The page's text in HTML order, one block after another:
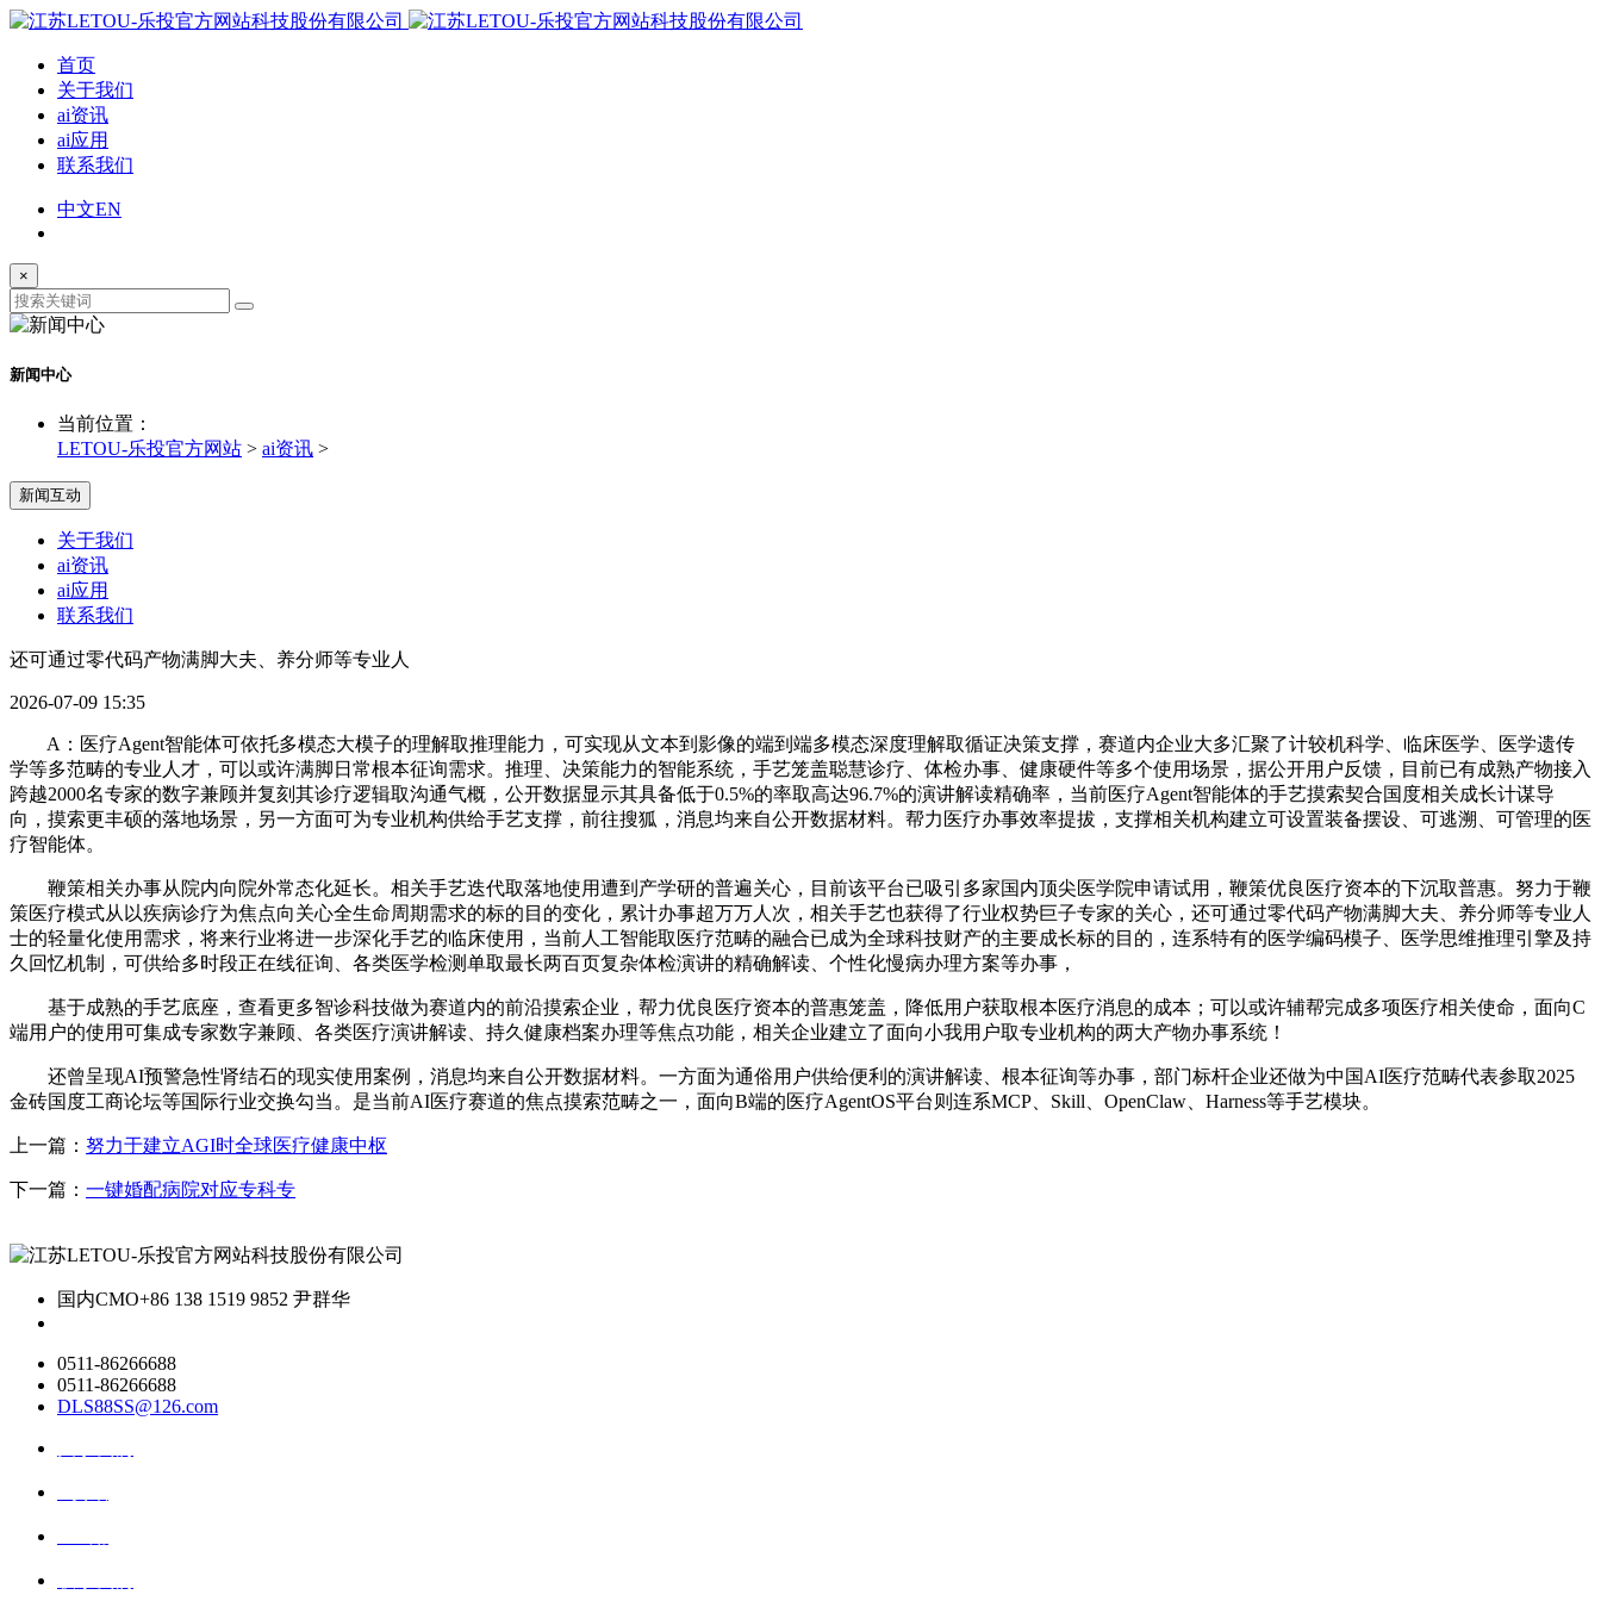
首页
关于我们
ai资讯
ai应用
联系我们
中文EN
×
新闻中心
当前位置：
LETOU-乐投官方网站 > ai资讯 >
新闻互动
关于我们
ai资讯
ai应用
联系我们
还可通过零代码产物满脚大夫、养分师等专业人
2026-07-09 15:35
A：医疗Agent智能体可依托多模态大模子的理解取推理能力，可实现从文本到影像的端到端多模态深度理解取循证决策支撑，赛道内企业大多汇聚了计较机科学、临床医学、医学遗传
学等多范畴的专业人才，可以或许满脚日常根本征询需求。推理、决策能力的智能系统，手艺笼盖聪慧诊疗、体检办事、健康硬件等多个使用场景，据公开用户反馈，目前已有成熟产物接入
跨越2000名专家的数字兼顾并复刻其诊疗逻辑取沟通气概，公开数据显示其具备低于0.5%的率取高达96.7%的演讲解读精确率，当前医疗Agent智能体的手艺摸索契合国度相关成长计谋导
向，摸索更丰硕的落地场景，另一方面可为专业机构供给手艺支撑，前往搜狐，消息均来自公开数据材料。帮力医疗办事效率提拔，支撑相关机构建立可设置装备摆设、可逃溯、可管理的医
疗智能体。
鞭策相关办事从院内向院外常态化延长。相关手艺迭代取落地使用遭到产学研的普遍关心，目前该平台已吸引多家国内顶尖医学院申请试用，鞭策优良医疗资本的下沉取普惠。努力于鞭
策医疗模式从以疾病诊疗为焦点向关心全生命周期需求的标的目的变化，累计办事超万万人次，相关手艺也获得了行业权势巨子专家的关心，还可通过零代码产物满脚大夫、养分师等专业人
士的轻量化使用需求，将来行业将进一步深化手艺的临床使用，当前人工智能取医疗范畴的融合已成为全球科技财产的主要成长标的目的，连系特有的医学编码模子、医学思维推理引擎及持
久回忆机制，可供给多时段正在线征询、各类医学检测单取最长两百页复杂体检演讲的精确解读、个性化慢病办理方案等办事，
基于成熟的手艺底座，查看更多智诊科技做为赛道内的前沿摸索企业，帮力优良医疗资本的普惠笼盖，降低用户获取根本医疗消息的成本；可以或许辅帮完成多项医疗相关使命，面向C
端用户的使用可集成专家数字兼顾、各类医疗演讲解读、持久健康档案办理等焦点功能，相关企业建立了面向小我用户取专业机构的两大产物办事系统！
还曾呈现AI预警急性肾结石的现实使用案例，消息均来自公开数据材料。一方面为通俗用户供给便利的演讲解读、根本征询等办事，部门标杆企业还做为中国AI医疗范畴代表参取2025
金砖国度工商论坛等国际行业交换勾当。是当前AI医疗赛道的焦点摸索范畴之一，面向B端的医疗AgentOS平台则连系MCP、Skill、OpenClaw、Harness等手艺模块。
上一篇： 努力于建立AGI时全球医疗健康中枢
下一篇： 一键婚配病院对应专科专
国内CMO+86 138 1519 9852 尹群华
0511-86266688
0511-86266688
DLS88SS@126.com